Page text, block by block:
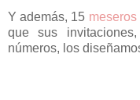
Y además, 15 meseros
que sus
números, los